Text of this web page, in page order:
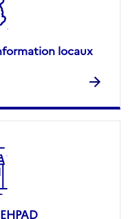
locaux